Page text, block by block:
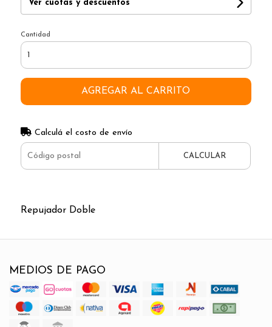
Ver cuotas y descuentos
Cantidad
AGREGAR AL CARRITO
Calculá el costo de envío
CALCULAR
Repujador Doble
MEDIOS DE PAGO